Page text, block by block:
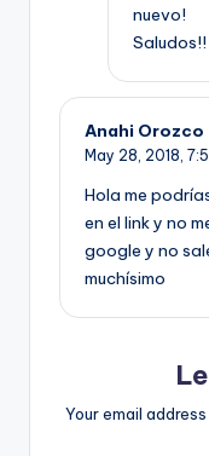
nuevo!
Anahi Orozco
May 28, 2018,
Hola me
en el link y no
google y no
muchísimo
Your email